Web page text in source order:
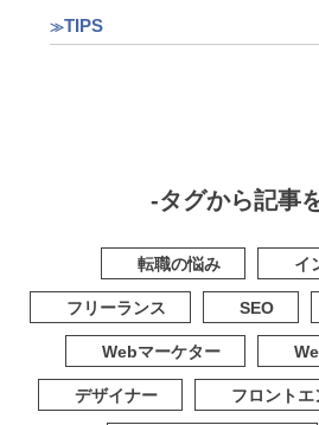
TIPS
-タグから記事
転職の悩み
イ
フリーランス
SEO
Webマーケター
デザイナー
フロントエ